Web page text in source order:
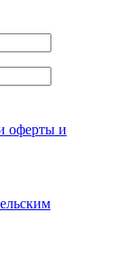
оферты и